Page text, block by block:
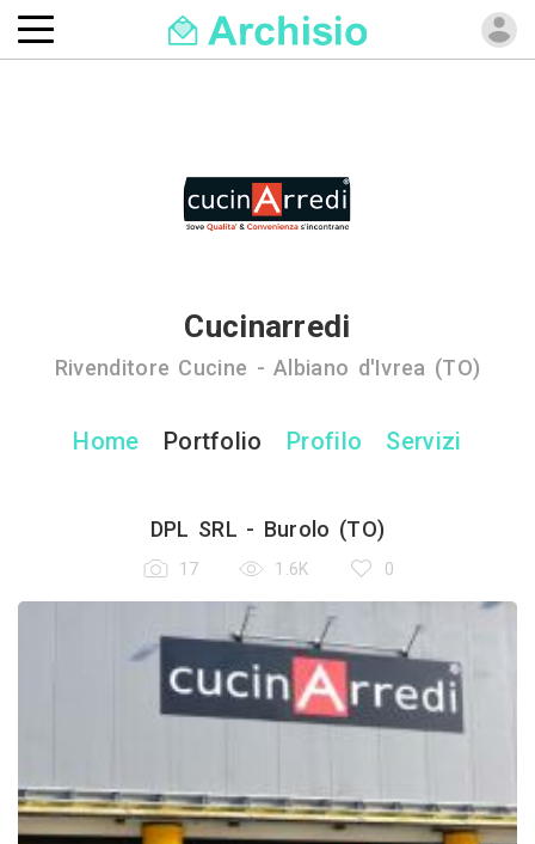
Cucinarredi
Rivenditore Cucine - Albiano d'Ivrea (TO)
Home Portfolio Profilo Servizi
DPL SRL - Burolo (TO)
17 1.6K 0